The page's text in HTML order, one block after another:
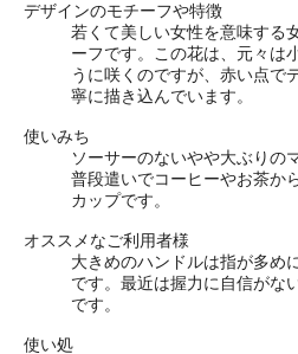
デザインのモチーフや特徴
若くて美しい女性を意味する
ーフです。この花は、元々は
うに咲くのですが、赤い点で
寧に描き込んでいます。
使いみち
ソーサーのないやや大ぶりの
普段遣いでコーヒーやお茶か
カップです。
オススメなご利用者様
大きめのハンドルは指が多め
です。最近は握力に自信がな
です。
使い処